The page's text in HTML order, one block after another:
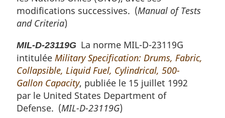
modifications successives. (Manual of Tests
and Criteria)
MIL-D-23119G La norme MIL-D-23119G
intitulée Military Specification: Drums, Fabric,
Collapsible, Liquid Fuel, Cylindrical, 500-
Gallon Capacity, publiée le 15 juillet 1992
par le United States Department of
Defense. (MIL-D-23119G)